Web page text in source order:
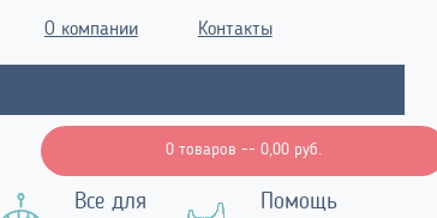
О компании Контакты
0 товаров -- 0,00 руб.
Все для
Помощь